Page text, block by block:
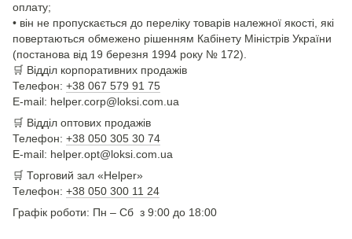
оплату;
• він не пропускається до переліку товарів належної якості, які
повертаються обмежено рішенням Кабінету Міністрів України
(постанова від 19 березня 1994 року № 172).
🛒 Відділ корпоративних продажів
Телефон: +38 067 579 91 75
E-mail: helper.corp@loksi.com.ua
🛒 Відділ оптових продажів
Телефон: +38 050 305 30 74
E-mail: helper.opt@loksi.com.ua
🛒 Торговий зал «Helper»
Телефон: +38 050 300 11 24
Графік роботи: Пн – Сб з 9:00 до 18:00